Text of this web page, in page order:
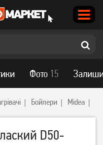
Бойлери Midea
D50-
Фото 15